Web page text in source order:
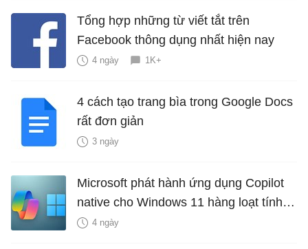
Tổng hợp những từ viết tắt trên
Facebook thông dụng nhất hiện nay
4 ngày 1K+
4 cách tạo trang bìa trong Google Docs
rất đơn giản
3 ngày
Microsoft phát hành ứng dụng Copilot
native cho Windows 11 hàng loạt tính
năng mới Hữu Ích
4 ngày